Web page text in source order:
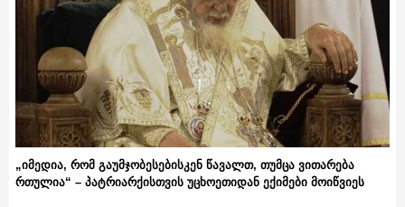
„იმედია, რომ გაუმჯობესებისკენ წავალთ, თუმცა ვითარება
რთულია“ – პატრიარქისთვის უცხოეთიდან ექიმები მოიწვიეს